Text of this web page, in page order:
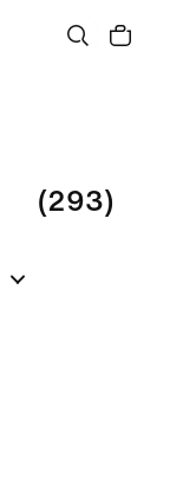
(293)